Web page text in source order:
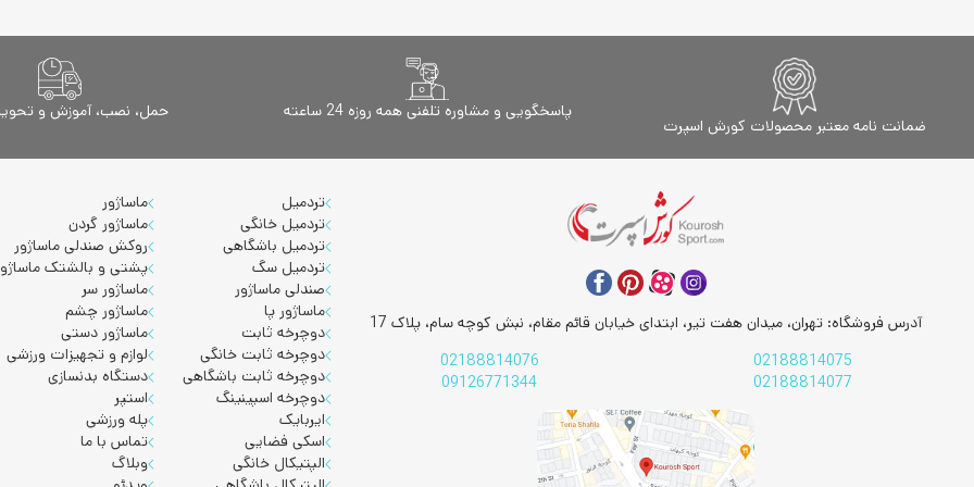
باشد. بنابراین اگر به دنبال یک محصول مقرون به صرفه و کیفیت مناسب هستید این برند
محصولات برندفیت و رستدر فروشگاهکورش اسپرت
موجود می باشد که می توانید با
مجموعه می توانند نسبت به شرایط و بودجه مورد نظر، بهترین مدل را به شما معرفی
کمتر
ضمانت نامه معتبر محصولات کورش اسپرت
پاسخگویی و مشاوره تلفنی همه روزه 24 ساعته حمل، نصب، آموزش و
آدرس فروشگاه: تهران، میدان هفت تیر، ابتدای خیابان قائم مقام، نبش کوچه سام، پلاک 17
02188814075
02188814076
02188814077
09126771344
تردمیل
تردمیل خانگی
تردمیل باشگاهی
تردمیل سگ
صندلی ماساژور
ماساژور پا
دوچرخه ثابت
دوچرخه ثابت خانگی
دوچرخه ثابت باشگاهی
دوچرخه اسپینینگ
ایربایک
اسکی فضایی
الپتیکال خانگی
ماساژور
ماساژور گردن
روکش صندلی ماساژور
پشتی و بالشتک
ماساژور سر
ماساژور چشم
ماساژور دستی
لوازم و تجهیزات ورزشی
دستگاه بدنسازی
استپر
پله ورزشی
تماس با ما
وبلاگ